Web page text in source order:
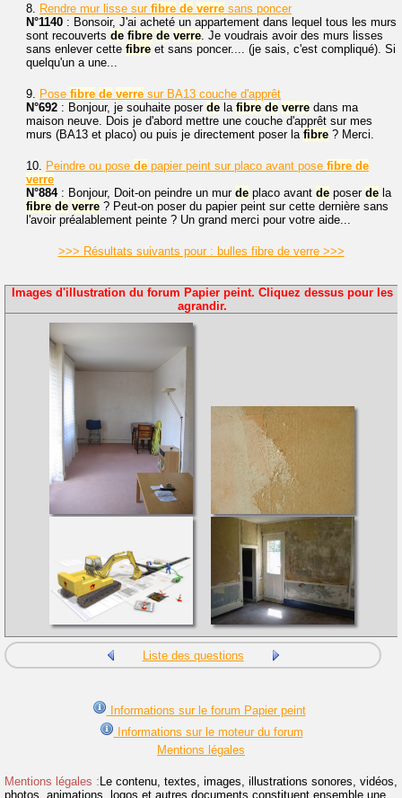
8. Rendre mur lisse sur fibre de verre sans poncer
N°1140 : Bonsoir, J'ai acheté un appartement dans lequel tous les murs
sont recouverts de fibre de verre. Je voudrais avoir des murs lisses
sans enlever cette fibre et sans poncer.... (je sais, c'est compliqué). Si
quelqu'un a une...
9. Pose fibre de verre sur BA13 couche d'apprêt
N°692 : Bonjour, je souhaite poser de la fibre de verre dans ma
maison neuve. Dois je d'abord mettre une couche d'apprêt sur mes
murs (BA13 et placo) ou puis je directement poser la fibre ? Merci.
10. Peindre ou pose de papier peint sur placo avant pose fibre de
verre
N°884: Bonjour, Doit-on peindre un mur de placo avant de poser de la
fibre de verre ? Peut-on poser du papier peint sur cette dernière sans
l'avoir préalablement peinte ? Un grand merci pour votre aide...
>>> Résultats suivants pour : bulles fibre de verre >>>
Images d'illustration du forum Papier peint. Cliquez dessus pour les
agrandir.
Liste des questions
Informations sur le forum Papier peint
Informations sur le moteur du forum
Mentions légales
Mentions légales : Le contenu, textes, images, illustrations sonores, vidéos,
photos, animations, logos et autres documents constituent ensemble une